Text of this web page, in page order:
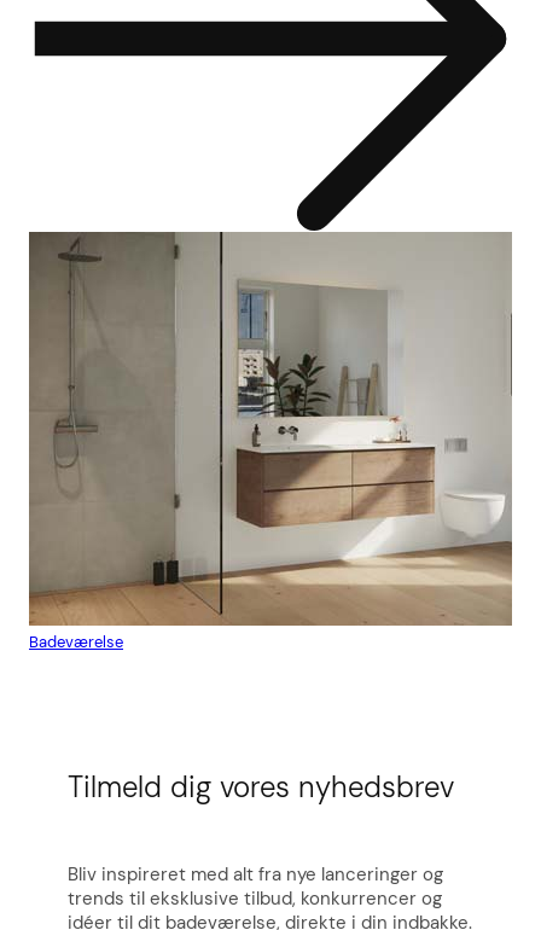
Badeværelse
Tilmeld dig vores nyhedsbrev
Bliv inspireret med alt fra nye lanceringer og
trends til eksklusive tilbud, konkurrencer og
idéer til dit badeværelse, direkte i din indbakke.